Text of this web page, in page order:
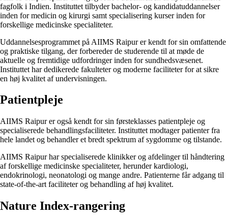
fagfolk i Indien. Instituttet tilbyder bachelor- og kandidatuddannelser
inden for medicin og kirurgi samt specialisering kurser inden for
forskellige medicinske specialiteter.
Uddannelsesprogrammet på AIIMS Raipur er kendt for sin omfattende
og praktiske tilgang, der forbereder de studerende til at møde de
aktuelle og fremtidige udfordringer inden for sundhedsvæsenet.
Instituttet har dedikerede fakulteter og moderne faciliteter for at sikre
en høj kvalitet af undervisningen.
Patientpleje
AIIMS Raipur er også kendt for sin førsteklasses patientpleje og
specialiserede behandlingsfaciliteter. Instituttet modtager patienter fra
hele landet og behandler et bredt spektrum af sygdomme og tilstande.
AIIMS Raipur har specialiserede klinikker og afdelinger til håndtering
af forskellige medicinske specialiteter, herunder kardiologi,
endokrinologi, neonatologi og mange andre. Patienterne får adgang til
state-of-the-art faciliteter og behandling af høj kvalitet.
Nature Index-rangering